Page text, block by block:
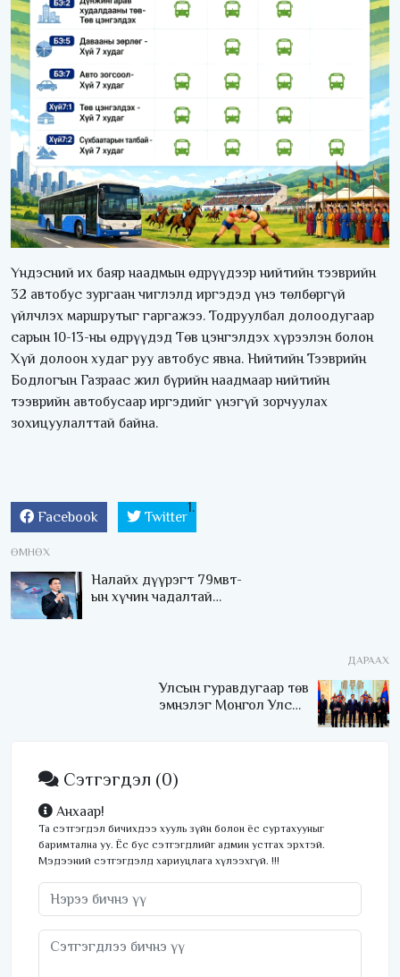
Үндэсний их баяр наадмын өдрүүдээр нийтийн тээврийн
32 автобус зургаан чиглэлд иргэдэд үнэ төлбөргүй
үйлчлэх маршрутыг гаргажээ. Тодруулбал долоодугаар
сарын 10-13-ны өдрүүдэд Төв цэнгэлдэх хүрээлэн болон
Хүй долоон худаг руу автобус явна. Нийтийн Тээврийн
Бодлогын Газраас жил бүрийн наадмаар нийтийн
тээврийн автобусаар иргэдийг үнэгүй зорчуулах
зохицуулалттай байна.
Facebook Twitter
ӨМНӨХ
Налайх дүүрэгт 79мвт-
ын хүчин чадалтай
ДАРААХ
Улсын гуравдугаар төв
эмнэлэг Монгол Улсын
Сэтгэгдэл (0)
Анхаар!
Та сэтгэгдэл бичихдээ хууль зүйн болон ёс суртахууныг
баримтална уу. Ёс бус сэтгэгдлийг админ устгах эрхтэй.
Мэдээний сэтгэгдэлд хариуцлага хүлээхгүй. !!!